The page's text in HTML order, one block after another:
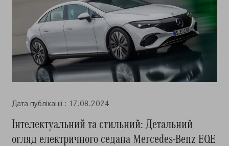
Дата публiкацiї : 17.08.2024
Інтелектуальний та стильний: Детальний
огляд електричного седана Mercedes-Benz EQE